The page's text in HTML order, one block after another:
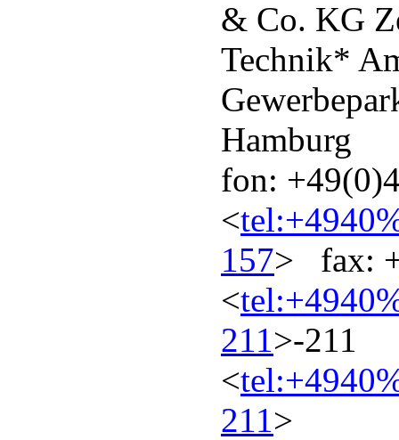
& Co. KG
Technik*
Hamburg
fon:
<
157> fax:
<
211>-211
<
211>